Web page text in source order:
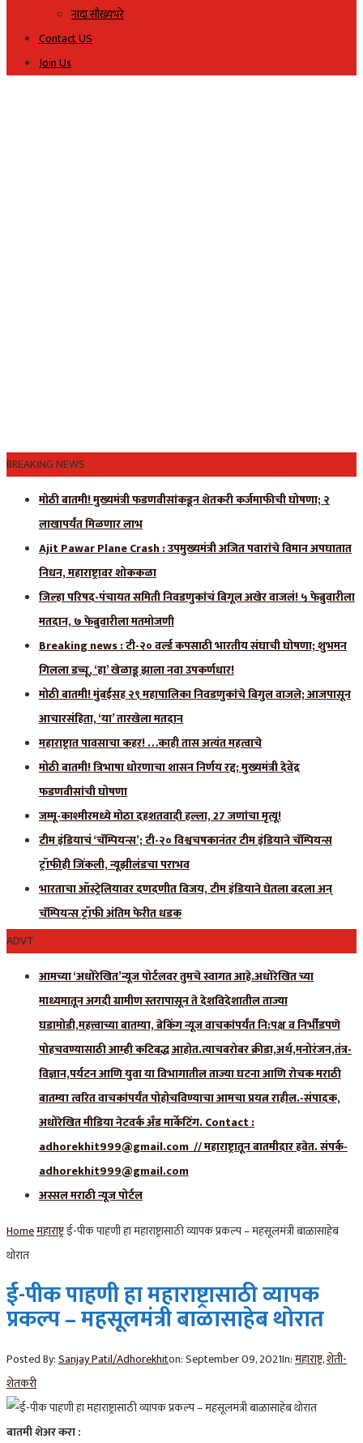
नांदा सौख्यभरे
Contact US
Join Us
BREAKING NEWS
मोठी बातमी! मुख्यमंत्री फडणवीसांकडून शेतकरी कर्जमाफीची घोषणा; २
लाखापर्यंत मिळणार लाभ
Ajit Pawar Plane Crash : उपमुख्यमंत्री अजित पवारांचे विमान अपघातात
निधन, महाराष्ट्रावर शोककळा
जिल्हा परिषद-पंचायत समिती निवडणुकांचं बिगूल अखेर वाजलं! ५ फेब्रुवारीला
मतदान, ७ फेब्रुवारीला मतमोजणी
Breaking news : टी-२० वर्ल्ड कपसाठी भारतीय संघाची घोषणा; शुभमन
गिलला डच्चू, ‘हा’ खेळाडू झाला नवा उपकर्णधार!
मोठी बातमी! मुंबईसह २९ महापालिका निवडणुकांचे बिगुल वाजले; आजपासून
आचारसंहिता, ‘या’ तारखेला मतदान
महाराष्ट्रात पावसाचा कहर! …काही तास अत्यंत महत्वाचे
मोठी बातमी! त्रिभाषा धोरणाचा शासन निर्णय रद्द; मुख्यमंत्री देवेंद्र
फडणवीसांची घोषणा
जम्मू-काश्मीरमध्ये मोठा दहशतवादी हल्ला, 27 जणांचा मृत्यू!
टीम इंडियाचं ‘चॅम्पियन्स’; टी-२० विश्वचषकानंतर टीम इंडियाने चॅम्पियन्स
ट्रॉफीही जिंकली, न्यूझीलंडचा पराभव
भारताचा ऑस्ट्रेलियावर दणदणीत विजय, टीम इंडियाने घेतला बदला अन्
चॅम्पियन्स ट्रॉफी अंतिम फेरीत धडक
ADVT
आमच्या ‘अधोरेखित’न्यूज पोर्टलवर तुमचे स्वागत आहे.अधोरेखित च्या
माध्यमातून अगदी ग्रामीण स्तरापासून ते देशविदेशातील ताज्या
घडामोडी,महत्त्वाच्या बातम्या, ब्रेकिंग न्यूज वाचकांपर्यंत नि:पक्ष व निर्भीडपणे
पोहचवण्यासाठी आम्ही कटिबद्ध आहोत.त्याचबरोबर क्रीडा,अर्थ,मनोरंजन,तंत्र-
विज्ञान,पर्यटन आणि युवा या विभागातील ताज्या घटना आणि रोचक मराठी
बातम्या त्वरित वाचकांपर्यंत पोहोचविण्याचा आमचा प्रयत्न राहील.-संपादक,
अधोरेखित मीडिया नेटवर्क अँड मार्केटिंग. Contact :
adhorekhit999@gmail.com // महाराष्ट्रातून बातमीदार हवेत. संपर्क-
adhorekhit999@gmail.com
अस्सल मराठी न्यूज पोर्टल
Homeमहाराष्ट्रई-पीक पाहणी हा महाराष्ट्रासाठी व्यापक प्रकल्प – महसूलमंत्री बाळासाहेब
थोरात
ई-पीक पाहणी हा महाराष्ट्रासाठी व्यापक
प्रकल्प – महसूलमंत्री बाळासाहेब थोरात
Posted By:Sanjay Patil/Adhorekhiton:September 09, 2021In:महाराष्ट्र,शेती-
शेतकरी
बातमी शेअर करा :